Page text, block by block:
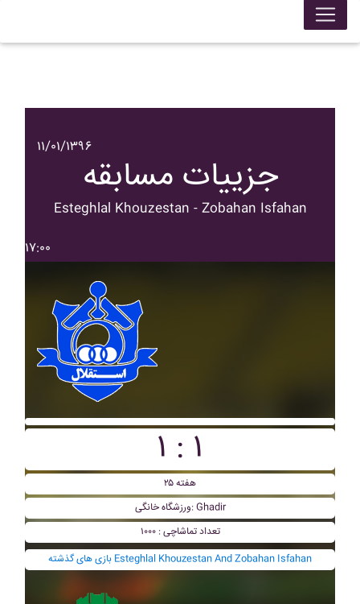
۱۱/۰۱/۱۳۹۶
جزییات مسابقه
Esteghlal Khouzestan - Zobahan Isfahan
۱۷:۰۰
۱ : ۱
هفته ۲۵
ورزشگاه خانگی: Ghadir
تعداد تماشاچی : ۱۰۰۰
بازی های گذشته Esteghlal Khouzestan And Zobahan Isfahan